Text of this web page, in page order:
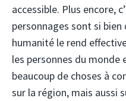
accessible. Plus encore,
personnages sont si
humanité le rend
les personnes du monde
beaucoup de choses à
sur la région, mais aussi